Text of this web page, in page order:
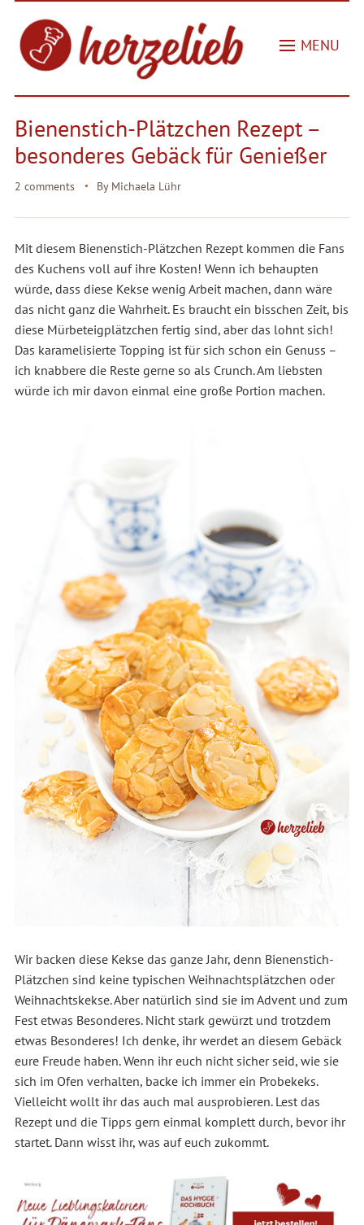
MENU
Bienenstich-Plätzchen Rezept –
besonderes Gebäck für Genießer
2 comments By Michaela Lühr
Mit diesem Bienenstich-Plätzchen Rezept kommen die Fans
des Kuchens voll auf ihre Kosten! Wenn ich behaupten
würde, dass diese Kekse wenig Arbeit machen, dann wäre
das nicht ganz die Wahrheit. Es braucht ein bisschen Zeit, bis
diese Mürbeteigplätzchen fertig sind, aber das lohnt sich!
Das karamelisierte Topping ist für sich schon ein Genuss –
ich knabbere die Reste gerne so als Crunch. Am liebsten
würde ich mir davon einmal eine große Portion machen.
Wir backen diese Kekse das ganze Jahr, denn Bienenstich-
Plätzchen sind keine typischen Weihnachtsplätzchen oder
Weihnachtskekse. Aber natürlich sind sie im Advent und zum
Fest etwas Besonderes. Nicht stark gewürzt und trotzdem
etwas Besonderes! Ich denke, ihr werdet an diesem Gebäck
eure Freude haben. Wenn ihr euch nicht sicher seid, wie sie
sich im Ofen verhalten, backe ich immer ein Probekeks.
Vielleicht wollt ihr das auch mal ausprobieren. Lest das
Rezept und die Tipps gern einmal komplett durch, bevor ihr
startet. Dann wisst ihr, was auf euch zukommt.